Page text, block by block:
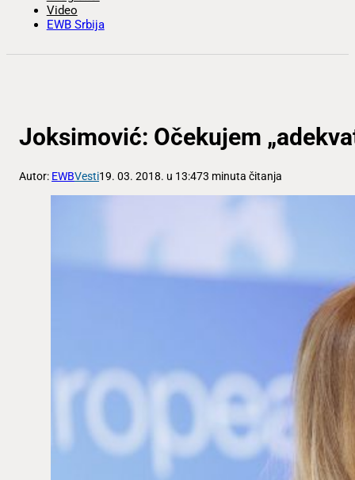
Video
EWB Srbija
Joksimović: Očekujem
Autor: EWBVesti19. 03. 2018. u 13:473 minuta čitanja